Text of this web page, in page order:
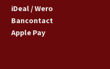
iDeal / Wero
Bancontact
Apple Pay